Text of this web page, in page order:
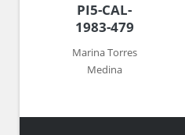
PI5-CAL-
1983-479
Marina Torres
Medina